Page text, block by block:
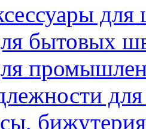
бытовых
бижутерия